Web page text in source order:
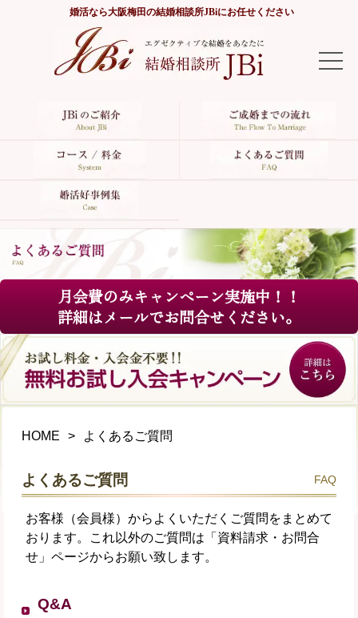
婚活なら大阪梅田の結婚相談所JBiにお任せください
TOP
婚活好事例集
月会費のみキャンペーン実施中！！
詳細はメールでお問合せください。
HOME よくあるご質問
よくあるご質問 FAQ
お客様（会員様）からよくいただくご質問をまとめて
おります。これ以外のご質問は「資料請求・お問合
せ」ページからお願い致します。
Q&A